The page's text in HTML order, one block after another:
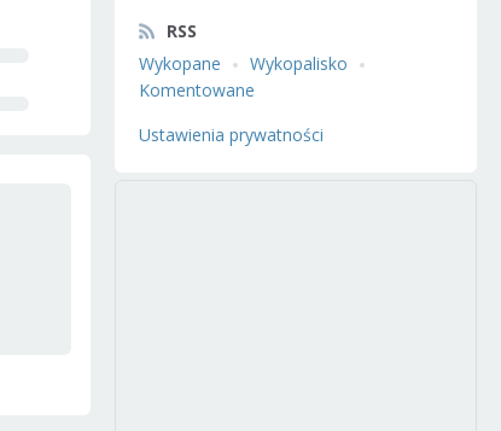
RSS
Wykopane
Wykopalisko
Komentowane
Ustawienia prywatności